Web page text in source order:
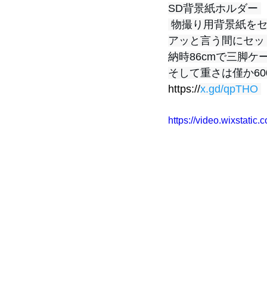
SD背景紙ホルダー
物撮り用背景紙を
アッと言う間にセ
納時86cmで三脚ケ
そして重さは僅か
https://x.gd/qpTHO
https://